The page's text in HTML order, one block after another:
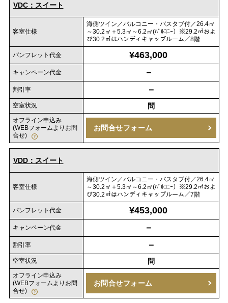
VDC：スイート
客室仕様
海側ツイン／バルコニー・バスタブ付／26.4㎡
～30.2㎡＋5.3㎡～6.2㎡(ﾊﾞﾙｺﾆｰ）※29.2㎡およ
び30.2㎡はハンディキャップルーム／8階
パンフレット代金 ¥463,000
キャンペーン代金 －
割引率 －
空室状況 問
オフライン申込み
(WEBフォームよりお問
合せ)
お問合せフォーム
VDD：スイート
客室仕様
海側ツイン／バルコニー・バスタブ付／26.4㎡
～30.2㎡＋5.3㎡～6.2㎡(ﾊﾞﾙｺﾆｰ）※29.2㎡およ
び30.2㎡はハンディキャップルーム／7階
パンフレット代金 ¥453,000
キャンペーン代金 －
割引率 －
空室状況 問
オフライン申込み
(WEBフォームよりお問
合せ)
お問合せフォーム